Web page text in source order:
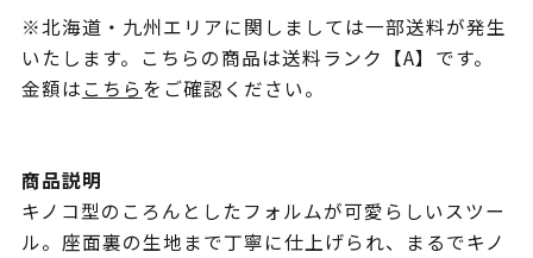
※北海道・九州エリアに関しましては一部送料が発生
いたします。こちらの商品は送料ランク【A】です。
金額はこちらをご確認ください。
商品説明
キノコ型のころんとしたフォルムが可愛らしいスツー
ル。座面裏の生地まで丁寧に仕上げられ、まるでキノ